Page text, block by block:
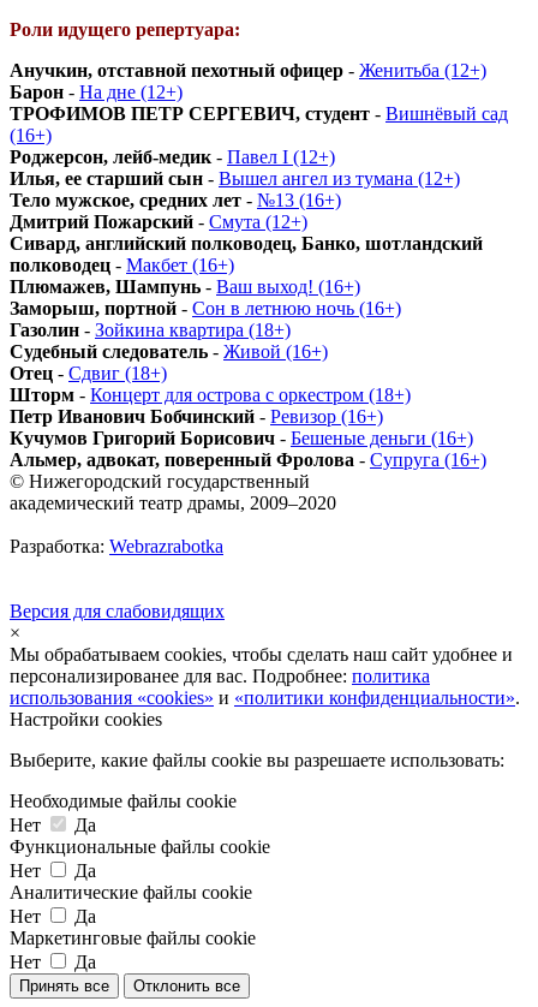
Роли идущего репертуара:
Анучкин, отставной пехотный офицер - Женитьба (12+)
Барон - На дне (12+)
ТРОФИМОВ ПЕТР СЕРГЕВИЧ, студент - Вишнёвый сад
(16+)
Роджерсон, лейб-медик - Павел I (12+)
Илья, ее старший сын - Вышел ангел из тумана (12+)
Тело мужское, средних лет - №13 (16+)
Дмитрий Пожарский - Смута (12+)
Сивард, английский полководец, Банко, шотландский
полководец - Макбет (16+)
Плюмажев, Шампунь - Ваш выход! (16+)
Заморыш, портной - Сон в летнюю ночь (16+)
Газолин - Зойкина квартира (18+)
Судебный следователь - Живой (16+)
Отец - Сдвиг (18+)
Шторм - Концерт для острова с оркестром (18+)
Петр Иванович Бобчинский - Ревизор (16+)
Кучумов Григорий Борисович - Бешеные деньги (16+)
Альмер, адвокат, поверенный Фролова - Супруга (16+)
© Нижегородский государственный
академический театр драмы, 2009–2020
Разработка: Webrazrabotka
Версия для слабовидящих
×
Мы обрабатываем cookies, чтобы сделать наш сайт удобнее и
персонализированее для вас. Подробнее: политика
использования «cookies» и «политики конфиденциальности».
Настройки cookies
Выберите, какие файлы cookie вы разрешаете использовать:
Необходимые файлы cookie
Нет
Да
Функциональные файлы cookie
Нет
Да
Аналитические файлы cookie
Нет
Да
Маркетинговые файлы cookie
Нет
Да
Принять все Отклонить все